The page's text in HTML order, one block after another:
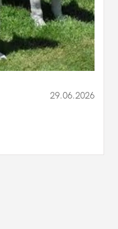
29.06.2026